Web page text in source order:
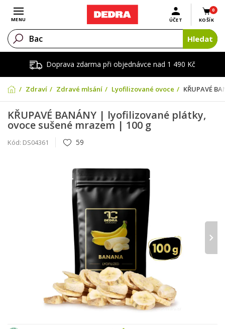
Doprava zdarma při objednávce nad 1 490 Kč
Otevřít menu
MENU
0
KOŠÍK
ÚČET
Hledat
Zdraví Zdravé mlsání Lyofilizované ovoce KŘUPAVÉ
KŘUPAVÉ BANÁNY | lyofilizované plátky,
ovoce sušené mrazem | 100 g
Kód: DS04361 59
›